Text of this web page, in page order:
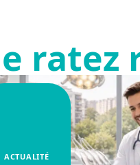
ratez
ACTUALITÉ